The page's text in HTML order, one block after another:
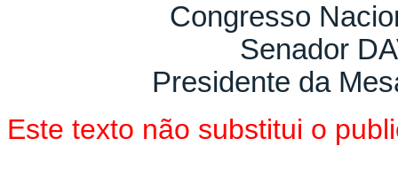
Congresso
Senador
Presidente da
Este texto não substitui o